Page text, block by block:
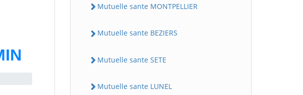
Mutuelle sante MONTPELLIER
Mutuelle sante BEZIERS
Mutuelle sante SETE
Mutuelle sante LUNEL